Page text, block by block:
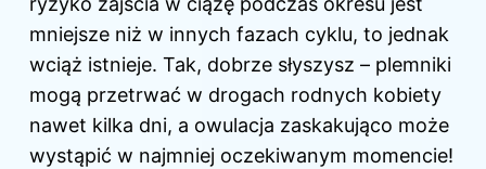
mniejsze niż w innych fazach cyklu, to jednak
wciąż istnieje. Tak, dobrze słyszysz – plemniki
mogą przetrwać w drogach rodnych kobiety
nawet kilka dni, a owulacja zaskakująco może
wystąpić w najmniej oczekiwanym momencie!